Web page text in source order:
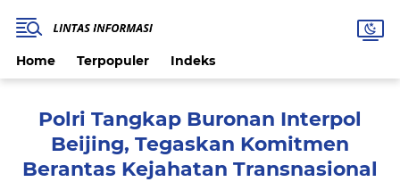
Home Terpopuler Indeks
Polri Tangkap Buronan Interpol
Beijing, Tegaskan Komitmen
Berantas Kejahatan Transnasional